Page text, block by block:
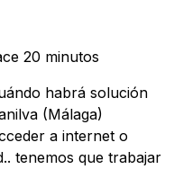
20 minutos
habrá solución
(Málaga)
a internet o
tenemos que trabajar